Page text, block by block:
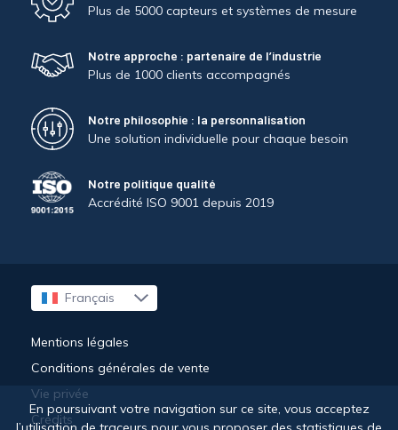
Plus de 5000 capteurs et systèmes de mesure
Notre approche : partenaire de l’industrie
Plus de 1000 clients accompagnés
Notre philosophie : la personnalisation
Une solution individuelle pour chaque besoin
Notre politique qualité
Accrédité ISO 9001 depuis 2019
Français
English
Mentions légales
Conditions générales de vente
Vie privée
Crédits
En poursuivant votre navigation sur ce site, vous acceptez